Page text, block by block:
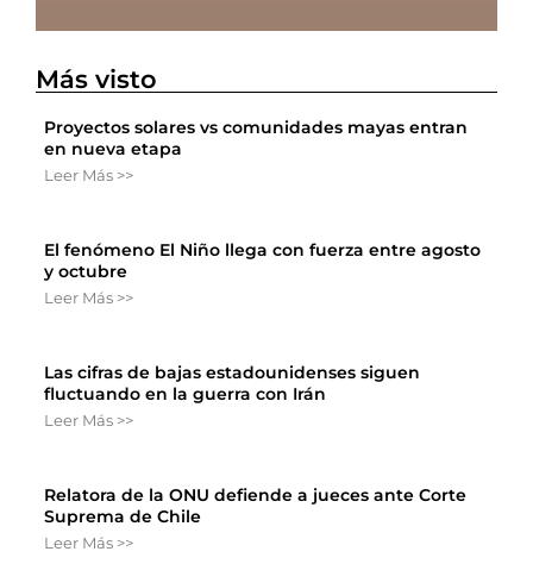
Más visto
Proyectos solares vs comunidades mayas entran
en nueva etapa
Leer Más >>
El fenómeno El Niño llega con fuerza entre agosto
y octubre
Leer Más >>
Las cifras de bajas estadounidenses siguen
fluctuando en la guerra con Irán
Leer Más >>
Relatora de la ONU defiende a jueces ante Corte
Suprema de Chile
Leer Más >>